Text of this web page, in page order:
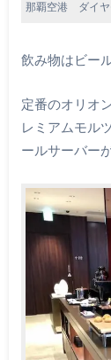
那覇空港 ダイヤ
飲み物はビー
定番のオリオ
レミアムモル
ールサーバー